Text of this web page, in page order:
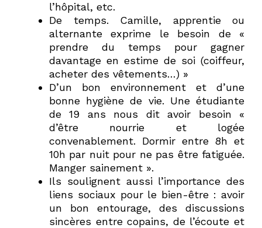
l’hôpital, etc.
De temps. Camille, apprentie ou
alternante exprime le besoin de «
prendre du temps pour gagner
davantage en estime de soi (coiffeur,
acheter des vêtements…) »
D’un bon environnement et d’une
bonne hygiène de vie. Une étudiante
de 19 ans nous dit avoir besoin «
d’être nourrie et logée
convenablement. Dormir entre 8h et
10h par nuit pour ne pas être fatiguée.
Manger sainement ».
Ils soulignent aussi l’importance des
liens sociaux pour le bien-être : avoir
un bon entourage, des discussions
sincères entre copains, de l’écoute et